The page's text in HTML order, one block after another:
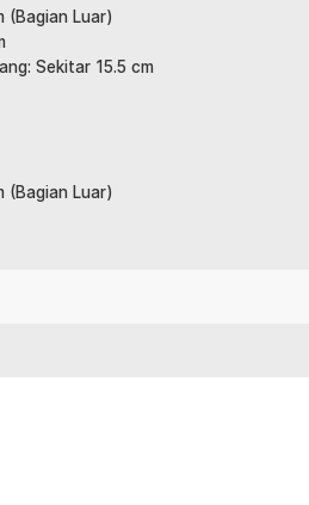
(Bagian Luar)
Sekitar 15.5 cm
(Bagian Luar)